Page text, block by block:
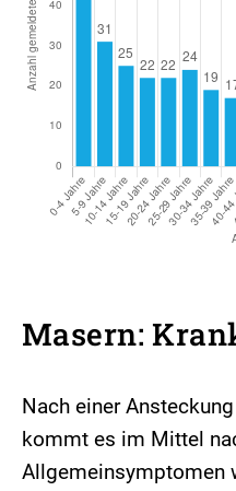
Masern:
Nach einer
kommt es im Mittel
Allgemeinsymptomen